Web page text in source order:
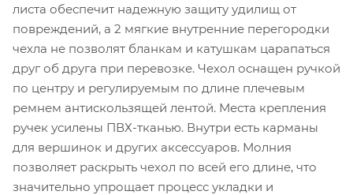
листа обеспечит надежную защиту удилищ от
повреждений, а 2 мягкие внутренние перегородки
чехла не позволят бланкам и катушкам царапаться
друг об друга при перевозке. Чехол оснащен ручкой
по центру и регулируемым по длине плечевым
ремнем антискользящей лентой. Места крепления
ручек усилены ПВХ-тканью. Внутри есть карманы
для вершинок и других аксессуаров. Молния
позволяет раскрыть чехол по всей его длине, что
значительно упрощает процесс укладки и